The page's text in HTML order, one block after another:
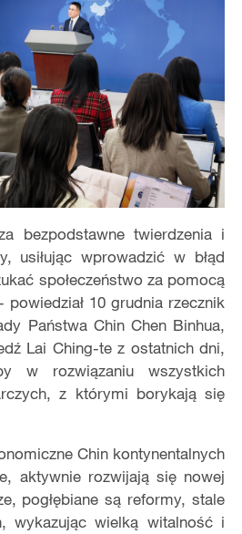
bezpodstawne twierdzenia i
usiłując wprowadzić w błąd
społeczeństwo za pomocą
10 grudnia rzecznik
Państwa Chin Chen Binhua,
Lai Ching-te z ostatnich dni,
w rozwiązaniu wszystkich
z którymi borykają się
Chin kontynentalnych
aktywnie rozwijają się nowej
pogłębiane są reformy, stale
wykazując wielką witalność i